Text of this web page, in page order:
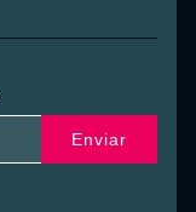
Enviar